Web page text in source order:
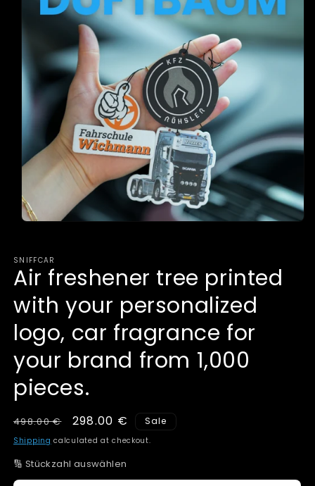
in
modal
SNIFFCAR
Air freshener tree printed
with your personalized
logo, car fragrance for
your brand from 1,000
pieces.
Regular
price
498.00 €
Sale
price
298.00 € Sale
Shipping calculated at checkout.
🔢 Stückzahl auswählen